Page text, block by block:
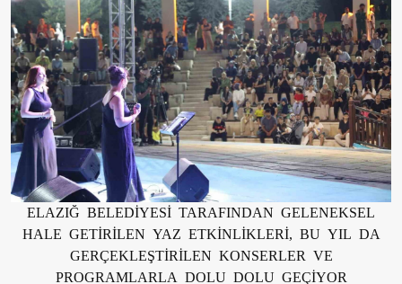
ELAZIĞ BELEDİYESİ TARAFINDAN GELENEKSEL
HALE GETİRİLEN YAZ ETKİNLİKLERİ, BU YIL DA
GERÇEKLEŞTİRİLEN KONSERLER VE
PROGRAMLARLA DOLU DOLU GEÇİYOR